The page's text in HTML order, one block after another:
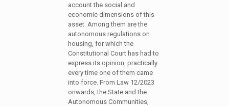
account the social and
economic dimensions of this
asset. Among them are the
autonomous regulations on
housing, for which the
Constitutional Court has had to
express its opinion, practically
every time one of them came
into force. From Law 12/2023
onwards, the State and the
Autonomous Communities,